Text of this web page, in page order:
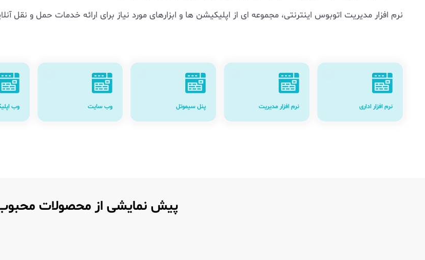
نرم افزار مدیریت اتوبوس اینترنتی، مجموعه ای از اپلیکیشن ها و ابزارهای مورد نیاز برای ارائه خدمات حمل و
نرم افزار اداری نرم افزار مدیریت پنل سیموتل وب سایت وب
پیش نمایشی از محصولات